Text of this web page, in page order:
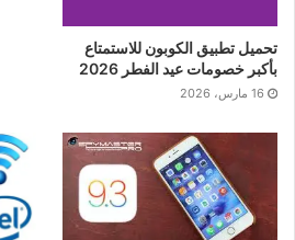
تحميل تطبيق الكوبون للاستمتاع
بأكبر خصومات عيد الفطر 2026
16 مارس، 2026